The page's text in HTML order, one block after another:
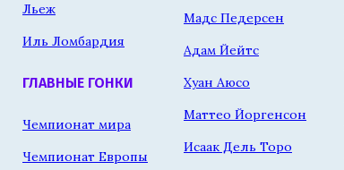
Льеж
Иль Ломбардия
ГЛАВНЫЕ ГОНКИ
Чемпионат мира
Чемпионат Европы
Мадс Педерсен
Адам Йейтс
Хуан Аюсо
Маттео Йоргенсон
Исаак Дель Торо